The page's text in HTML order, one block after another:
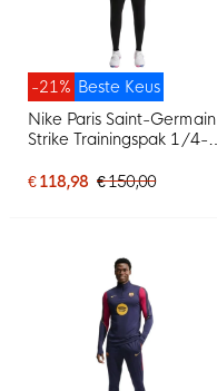
Beste Keus
-21%
Nike Paris Saint-Germain
Strike Trainingspak 1/4-
Felrood Donkerblauw
€ 118,98 € 150,00